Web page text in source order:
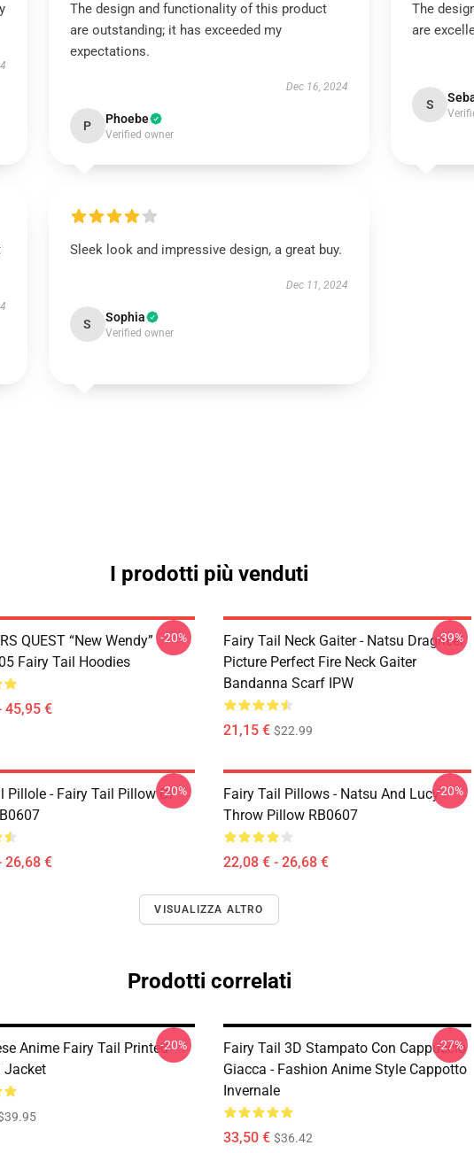
The design and functionality of this product
are outstanding; it has exceeded my
expectations.
Dec 16, 2024
P Phoebe
Verified owner
The
are
S
Sleek look and impressive design, a great buy.
Dec 11, 2024
S Sophia
Verified owner
I prodotti più venduti
QUEST “New Wendy”
Fairy Tail Hoodies
45,95 €
-20%
Fairy Tail Neck Gaiter - Natsu Dragneel
Picture Perfect Fire Neck Gaiter
Bandanna Scarf IPW
21,15 € $22.99
-39%
Pillole - Fairy Tail Pillow Di
26,68 €
-20%
Fairy Tail Pillows - Natsu And Lucy
Throw Pillow RB0607
22,08 € - 26,68 €
-20%
VISUALIZZA ALTRO
Prodotti correlati
Anime Fairy Tail Printed
Jacket
-20%
Fairy Tail 3D Stampato Con Cappuccio
Giacca - Fashion Anime Style Cappotto
Invernale
33,50 € $36.42
-27%